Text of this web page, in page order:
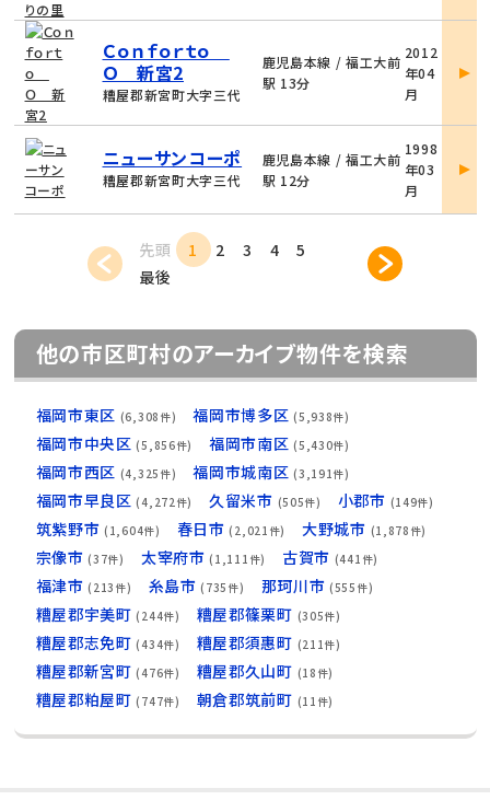
Ｃｏｎｆｏｒｔｏ
Ｏ 新宮2
糟屋郡新宮町大字三代
鹿児島本線 / 福工大前
駅 13分
2012
年04
月
詳
ニューサンコーポ
糟屋郡新宮町大字三代
鹿児島本線 / 福工大前
駅 12分
1998
年03
月
詳
先頭 1 2 3 4
5
最後
他の市区町村のアーカイブ物件を検索
福岡市東区 (6,308件) 福岡市博多区 (5,938件)
福岡市中央区 (5,856件) 福岡市南区 (5,430件)
福岡市西区 (4,325件) 福岡市城南区 (3,191件)
福岡市早良区 (4,272件) 久留米市 (505件) 小郡市 (149件)
筑紫野市 (1,604件) 春日市 (2,021件) 大野城市 (1,878件)
宗像市 (37件) 太宰府市 (1,111件) 古賀市 (441件)
福津市 (213件) 糸島市 (735件) 那珂川市 (555件)
糟屋郡宇美町 (244件) 糟屋郡篠栗町 (305件)
糟屋郡志免町 (434件) 糟屋郡須惠町 (211件)
糟屋郡新宮町 (476件) 糟屋郡久山町 (18件)
糟屋郡粕屋町 (747件) 朝倉郡筑前町 (11件)